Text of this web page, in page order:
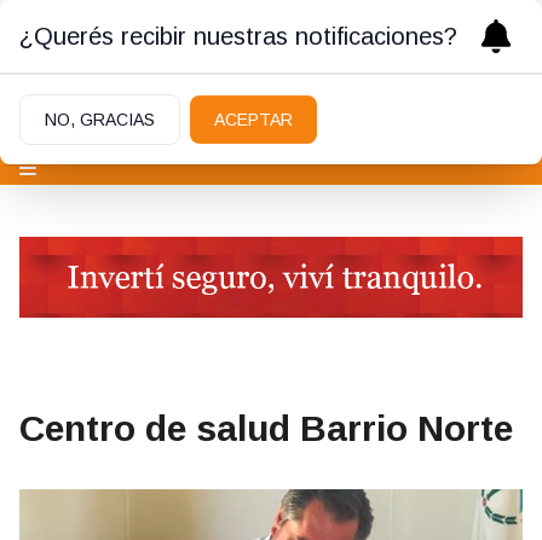
Centro de salud Barrio Norte
¿Querés recibir nuestras notificaciones?
NO, GRACIAS ACEPTAR